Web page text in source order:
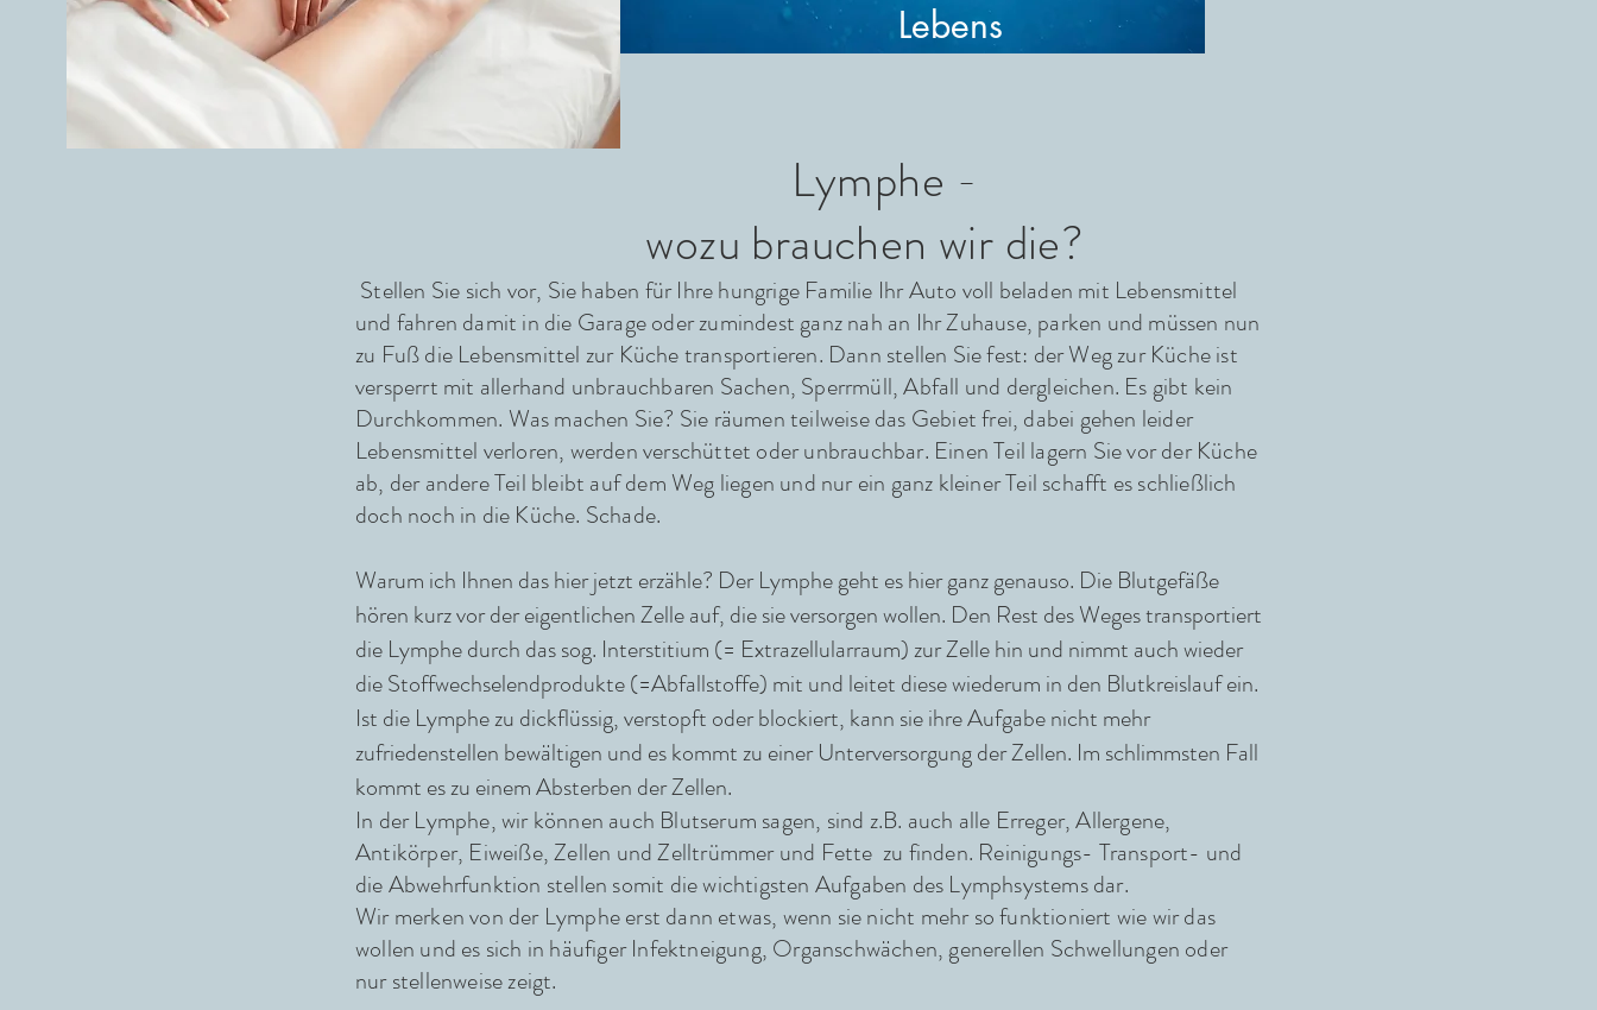
Lebens
Lymphe -
wozu brauchen wir die?
Stellen Sie sich vor, Sie haben für Ihre hungrige Familie Ihr Auto voll beladen mit Lebensmittel
und fahren damit in die Garage oder zumindest ganz nah an Ihr Zuhause, parken und müssen nun
zu Fuß die Lebensmittel zur Küche transportieren. Dann stellen Sie fest: der Weg zur Küche ist
versperrt mit allerhand unbrauchbaren Sachen, Sperrmüll, Abfall und dergleichen. Es gibt kein
Durchkommen. Was machen Sie? Sie räumen teilweise das Gebiet frei, dabei gehen leider
Lebensmittel verloren, werden verschüttet oder unbrauchbar. Einen Teil lagern Sie vor der Küche
ab, der andere Teil bleibt auf dem Weg liegen und nur ein ganz kleiner Teil schafft es schließlich
doch noch in die Küche. Schade.
Warum ich Ihnen das hier jetzt erzähle? Der Lymphe geht es hier ganz genauso. Die Blutgefäße
hören kurz vor der eigentlichen Zelle auf, die sie versorgen wollen. Den Rest des Weges transportiert
die Lymphe durch das sog. Interstitium (= Extrazellularraum) zur Zelle hin und nimmt auch wieder
die Stoffwechselendprodukte (=Abfallstoffe) mit und leitet diese wiederum in den Blutkreislauf ein.
Ist die Lymphe zu dickflüssig, verstopft oder blockiert, kann sie ihre Aufgabe nicht mehr
zufriedenstellen bewältigen und es kommt zu einer Unterversorgung der Zellen. Im schlimmsten Fall
kommt es zu einem Absterben der Zellen.
In der Lymphe, wir können auch Blutserum sagen, sind z.B. auch alle Erreger, Allergene,
Antikörper, Eiweiße, Zellen und Zelltrümmer und Fette zu finden. Reinigungs- Transport- und
die Abwehrfunktion stellen somit die wichtigsten Aufgaben des Lymphsystems dar.
Wir merken von der Lymphe erst dann etwas, wenn sie nicht mehr so funktioniert wie wir das
wollen und es sich in häufiger Infektneigung, Organschwächen,generellen Schwellungen oder
nur stellenweise zeigt.